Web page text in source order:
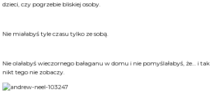
dzieci, czy pogrzebie bliskiej osoby.
Nie miałabyś tyle czasu tylko ze sobą.
Nie olałabyś wieczornego bałaganu w domu i nie pomyślałabyś, że… i tak
nikt tego nie zobaczy.